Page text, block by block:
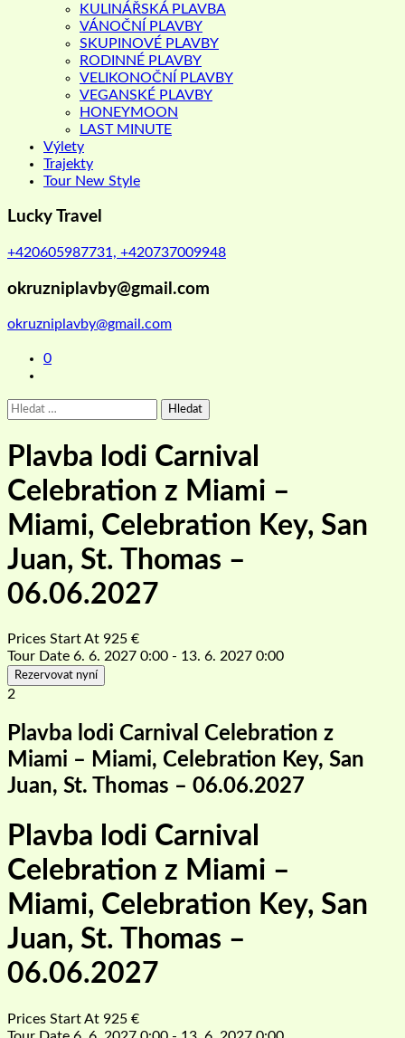
KULINÁŘSKÁ PLAVBA
VÁNOČNÍ PLAVBY
SKUPINOVÉ PLAVBY
RODINNÉ PLAVBY
VELIKONOČNÍ PLAVBY
VEGANSKÉ PLAVBY
HONEYMOON
LAST MINUTE
Výlety
Trajekty
Tour New Style
Lucky Travel
+420605987731, +420737009948
okruzniplavby@gmail.com
okruzniplavby@gmail.com
0
Vyhledávání
Plavba lodi Carnival
Celebration z Miami –
Miami, Celebration Key, San
Juan, St. Thomas –
06.06.2027
Prices Start At 925 €
Tour Date 6. 6. 2027 0:00 - 13. 6. 2027 0:00
Rezervovat nyní
2
Plavba lodi Carnival Celebration z
Miami – Miami, Celebration Key, San
Juan, St. Thomas – 06.06.2027
Plavba lodi Carnival
Celebration z Miami –
Miami, Celebration Key, San
Juan, St. Thomas –
06.06.2027
Prices Start At 925 €